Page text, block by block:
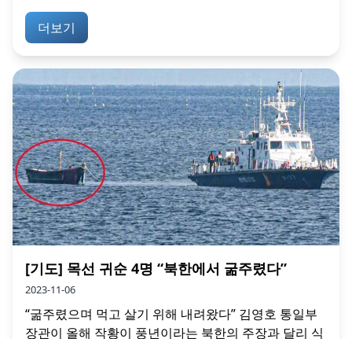
더보기
[기도] 목선 귀순 4명 “북한에서 굶주렸다”
2023-11-06
“굶주렸으며 먹고 살기 위해 내려왔다” 김영호 통일부
장관이 올해 작황이 풍년이라는 북한의 주장과 달리 식